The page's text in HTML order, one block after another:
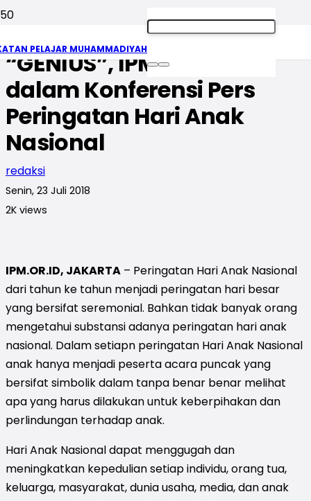
PELAJAR MUHAMMADIYAH
Dambakan Generasi
“GENIUS”, IPM Ikut Andil
dalam Konferensi Pers
Peringatan Hari Anak
Nasional
redaksi
Senin, 23 Juli 2018
2K views
IPM.OR.ID, JAKARTA – Peringatan Hari Anak Nasional
dari tahun ke tahun menjadi peringatan hari besar
yang bersifat seremonial. Bahkan tidak banyak orang
mengetahui substansi adanya peringatan hari anak
nasional. Dalam setiapn peringatan Hari Anak Nasional
anak hanya menjadi peserta acara puncak yang
bersifat simbolik dalam tanpa benar benar melihat
apa yang harus dilakukan untuk keberpihakan dan
perlindungan terhadap anak.
Hari Anak Nasional dapat menggugah dan
meningkatkan kepedulian setiap individu, orang tua,
keluarga, masyarakat, dunia usaha, media, dan anak